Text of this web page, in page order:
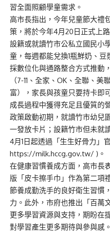
習全面照顧學童需求。
高市長指出，今年兒童節大禮
策，將於今年4月20日正式上
設籍或就讀竹市公私立國民小
童，每週都能兌換1瓶鮮奶、
採數位化與通路整合方式推動
（7-11、全家、OK、全聯、
富），家長與孩童只要持卡即
成長過程中獲得充足且優質的
政策啟動初期，就讀竹市幼兒
一發放卡片；設籍竹市但未就
4月1日起透過「生生好骨力」
https://milk.hccg.gov.tw/ )。
在健康習慣養成方面，高市長
版「皮卡擦手巾」作為第二項
節養成勤洗手的良好衛生習慣
力。此外，市府也推出「百萬
更多學習資源與支持，期盼在
對學習產生更多期待與參與感。